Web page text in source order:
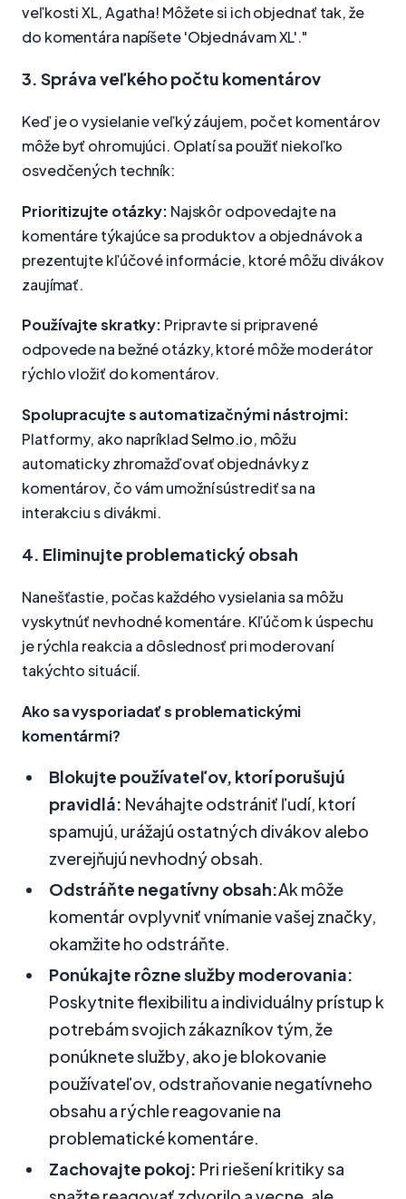
veľkosti XL, Agatha! Môžete si ich objednať tak, že
do komentára napíšete 'Objednávam XL'."
3. Správa veľkého počtu komentárov
Keď je o vysielanie veľký záujem, počet komentárov
môže byť ohromujúci. Oplatí sa použiť niekoľko
osvedčených techník:
Prioritizujte otázky: Najskôr odpovedajte na
komentáre týkajúce sa produktov a objednávok a
prezentujte kľúčové informácie, ktoré môžu divákov
zaujímať.
Používajte skratky: Pripravte si pripravené
odpovede na bežné otázky, ktoré môže moderátor
rýchlo vložiť do komentárov.
Spolupracujte s automatizačnými nástrojmi:
Platformy, ako napríkladSelmo.io, môžu
automaticky zhromažďovať objednávky z
komentárov, čo vám umožní sústrediť sa na
interakciu s divákmi.
4. Eliminujte problematický obsah
Nanešťastie, počas každého vysielania sa môžu
vyskytnúť nevhodné komentáre. Kľúčom k úspechu
je rýchla reakcia a dôslednosť pri moderovaní
takýchto situácií.
Ako sa vysporiadať s problematickými
komentármi?
Blokujte používateľov, ktorí porušujú
pravidlá: Neváhajte odstrániť ľudí, ktorí
spamujú, urážajú ostatných divákov alebo
zverejňujú nevhodný obsah.
Odstráňte negatívny obsah:Ak môže
komentár ovplyvniť vnímanie vašej značky,
okamžite ho odstráňte.
Ponúkajte rôzne služby moderovania:
Poskytnite flexibilitu a individuálny prístup k
potrebám svojich zákazníkov tým, že
ponúknete služby, ako je blokovanie
používateľov, odstraňovanie negatívneho
obsahu a rýchle reagovanie na
problematické komentáre.
Zachovajte pokoj: Pri riešení kritiky sa